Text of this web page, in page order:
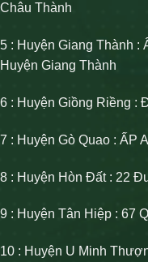
Châu Thành
5 : Huyện Giang Thành :
Huyện Giang Thành
6 : Huyện Giồng Riềng :
7 : Huyện Gò Quao : ẤP
8 : Huyện Hòn Đất : 22
9 : Huyện Tân Hiệp : 67
10 : Huyện U Minh